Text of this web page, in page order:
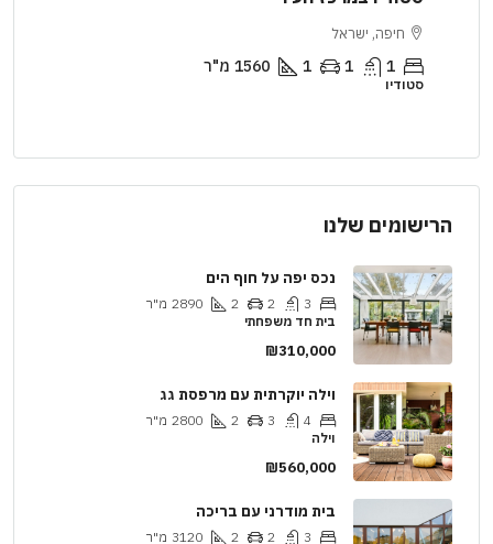
חיפה, ישראל
1
1
1
1560 מ"ר
סטודיו
הרישומים שלנו
נכס יפה על חוף הים
3
2
2
2890 מ"ר
בית חד משפחתי
₪310,000
וילה יוקרתית עם מרפסת גג
4
3
2
2800 מ"ר
וילה
₪560,000
בית מודרני עם בריכה
3
2
2
3120 מ"ר